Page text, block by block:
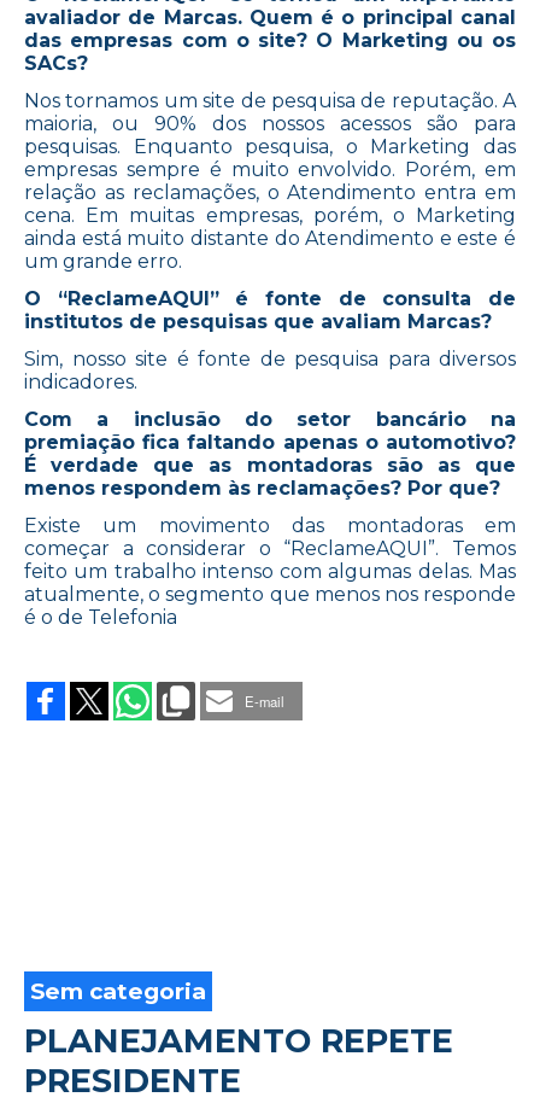
avaliador de Marcas. Quem é o principal canal
das empresas com o site? O Marketing ou os
SACs?
Nos tornamos um site de pesquisa de reputação. A
maioria, ou 90% dos nossos acessos são para
pesquisas. Enquanto pesquisa, o Marketing das
empresas sempre é muito envolvido. Porém, em
relação as reclamações, o Atendimento entra em
cena. Em muitas empresas, porém, o Marketing
ainda está muito distante do Atendimento e este é
um grande erro.
O “ReclameAQUI” é fonte de consulta de
institutos de pesquisas que avaliam Marcas?
Sim, nosso site é fonte de pesquisa para diversos
indicadores.
Com a inclusão do setor bancário na
premiação fica faltando apenas o automotivo?
É verdade que as montadoras são as que
menos respondem às reclamações? Por que?
Existe um movimento das montadoras em
começar a considerar o “ReclameAQUI”. Temos
feito um trabalho intenso com algumas delas. Mas
atualmente, o segmento que menos nos responde
é o de Telefonia
MELHORAM
IMAGEM
E-mail
Sem categoria
PLANEJAMENTO REPETE
PRESIDENTE